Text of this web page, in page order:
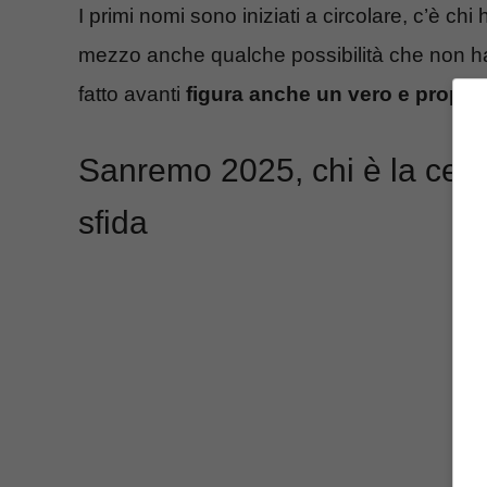
I primi nomi sono iniziati a circolare, c’è
mezzo anche qualche possibilità che non
fatto avanti figura anche un vero e
Sanremo 2025, chi è la
sfida